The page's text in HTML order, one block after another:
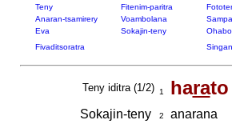
Teny Fitenim-paritra
Anaran-tsamirery
Voambolana
Eva
Sokajin-teny
Fivaditsoratra
Teny iditra (1/2) 1 harato
Sokajin-teny 2
anarana